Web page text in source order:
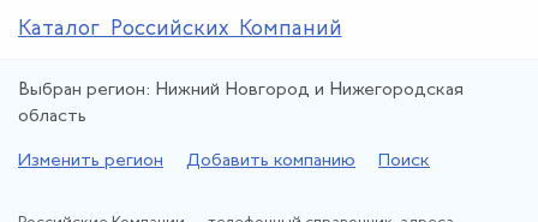
Каталог Российских Компаний
Выбран регион: Нижний Новгород и Нижегородская
область
Изменить регион Добавить компанию Поиск